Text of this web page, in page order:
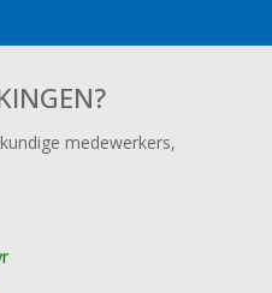
medewerkers,